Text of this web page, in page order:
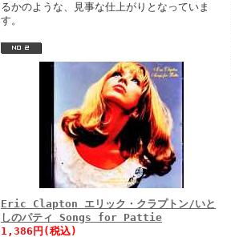
るかのような、見事な仕上がりとなっていま
す。
Eric Clapton エリック・クラプトン/いと
しのパティ Songs for Pattie
1,386円(税込)